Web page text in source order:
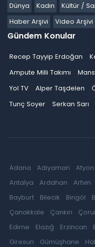
Dünya
Kadın Kültür /
Haber Arşivi
Video Arşivi
Gündem Konular
Recep Tayyip Erdoğan
Ampute Milli Takımı
Yol TV
Alper Taşdelen
Tunç Soyer
Serkan Sarı
Adana Adıyaman Afyon
Antalya
Ardahan Artvin
Bayburt
Bilecik Bingöl
Çanakkale
Çankırı
Edirne
Elazığ Erzincan
Giresun
Gümüşhane